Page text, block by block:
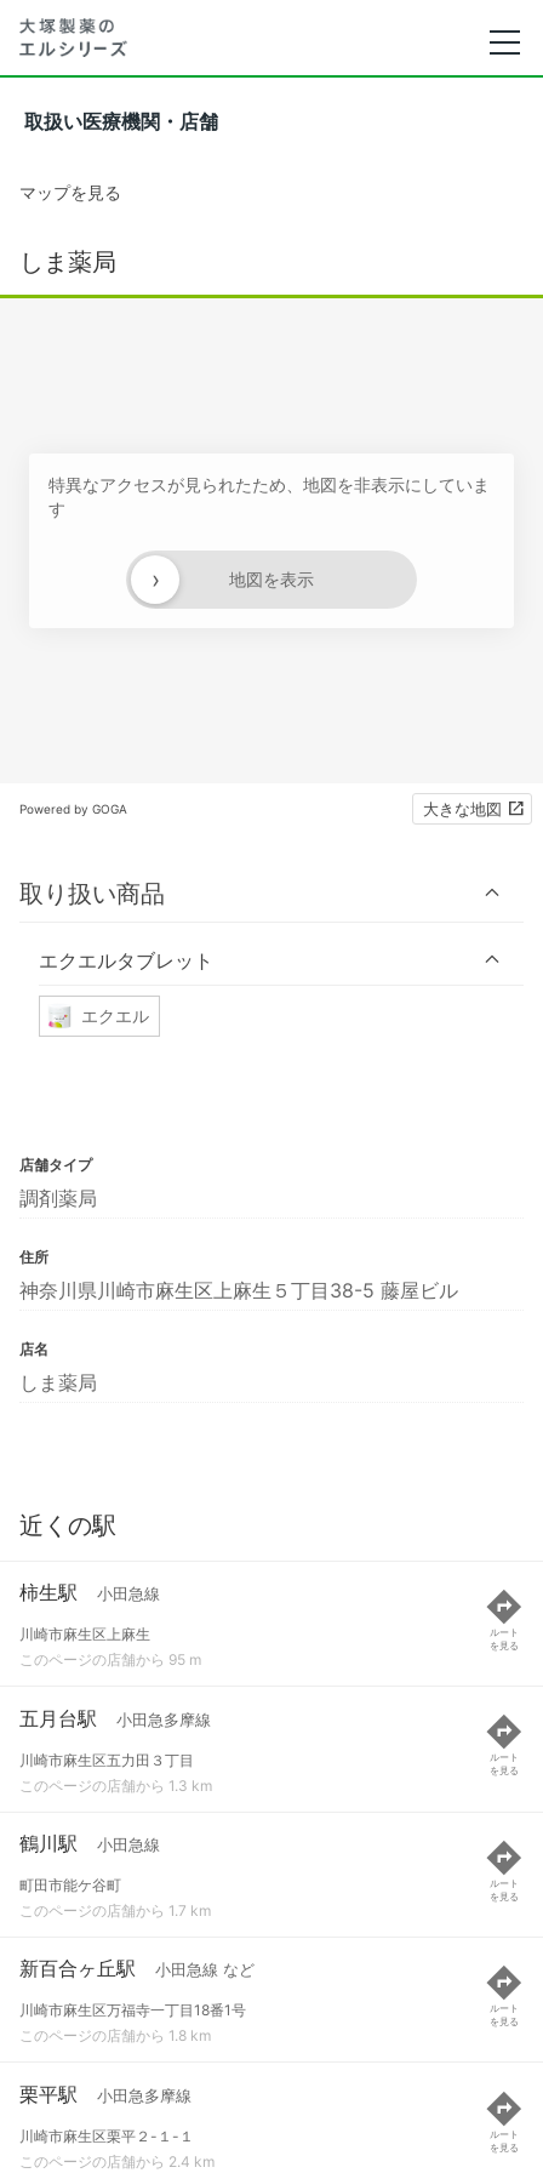
取扱い医療機関・店舗
マップを見る
しま薬局
特異なアクセスが見られたため、地図を非表示にしていま
す
地図を表示
›
Powered by GOGA 大きな地図
取り扱い商品
エクエルタブレット
エクエル
店舗タイプ
調剤薬局
住所
神奈川県川崎市麻生区上麻生５丁目38-5 藤屋ビル
店名
しま薬局
近くの駅
柿生駅 小田急線
川崎市麻生区上麻生
このページの店舗から 95 m
ルート
を見る
五月台駅 小田急多摩線
川崎市麻生区五力田３丁目
このページの店舗から 1.3 km
ルート
を見る
鶴川駅 小田急線
町田市能ケ谷町
このページの店舗から 1.7 km
ルート
を見る
新百合ヶ丘駅 小田急線 など
川崎市麻生区万福寺一丁目18番1号
このページの店舗から 1.8 km
ルート
を見る
栗平駅 小田急多摩線
川崎市麻生区栗平２-１-１
このページの店舗から 2.4 km
ルート
を見る